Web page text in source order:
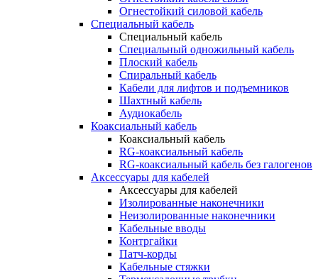
Огнестойкий силовой кабель
Специальный кабель
Специальный кабель
Специальный одножильный кабель
Плоский кабель
Спиральный кабель
Кабели для лифтов и подъемников
Шахтный кабель
Аудиокабель
Коаксиальный кабель
Коаксиальный кабель
RG-коаксиальный кабель
RG-коаксиальный кабель без галогенов
Аксессуары для кабелей
Аксессуары для кабелей
Изолированные наконечники
Неизолированные наконечники
Кабельные вводы
Контргайки
Патч-корды
Кабельные стяжки